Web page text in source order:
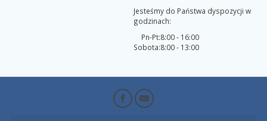
Jesteśmy do Państwa dyspozycji w
godzinach:
Pn-Pt:
Sobota:
8:00 - 16:00
8:00 - 13:00